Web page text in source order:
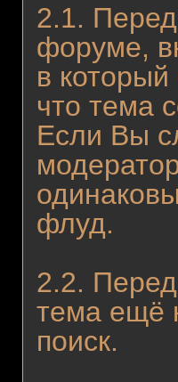
2.1.
форуме,
в
что тема
Если Вы
флуд.
2.2.
тема ещё
поиск.